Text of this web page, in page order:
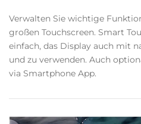
Verwalten Sie wichtige
großen Touchscreen. Smart
einfach, das Display auch mit
und zu verwenden. Auch
via Smartphone App.